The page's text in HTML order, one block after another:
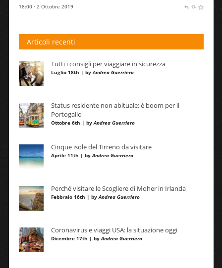
18:00 · 2 Ottobre 2019
Articoli recenti
Tutti i consigli per viaggiare in sicurezza
Luglio 18th | byAndrea Guerriero
Status residente non abituale: è boom per il
Portogallo
Ottobre 6th | byAndrea Guerriero
Cinque isole del Tirreno da visitare
Aprile 11th | byAndrea Guerriero
Perché visitare le Scogliere di Moher in Irlanda
Febbraio 16th | byAndrea Guerriero
Coronavirus e viaggi USA: la situazione oggi
Dicembre 17th | byAndrea Guerriero